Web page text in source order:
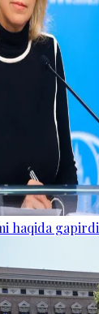
haqida gapirdi